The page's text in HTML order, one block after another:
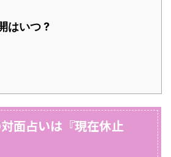
はいつ ?
面占いは『現在休止